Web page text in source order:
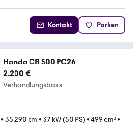
Kontakt Parken
Honda CB 500 PC26
2.200 €
Verhandlungsbasis
• 35.290 km • 37 kW (50 PS) • 499 cm³•